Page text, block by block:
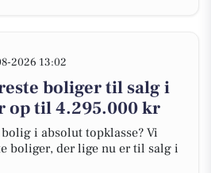
2026 13:02
boliger til salg i
op til 4.295.000 kr
i absolut topklasse? Vi
boliger, der lige nu er til salg i